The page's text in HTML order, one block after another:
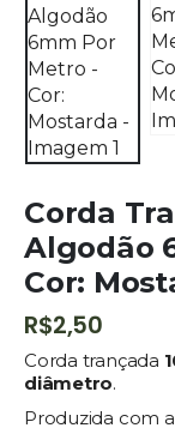
Corda
Algodão
Cor:
R$2,50
Corda trançada
diâmetro.
Produzida com